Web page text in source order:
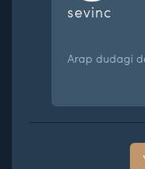
sevinc
Arap dudagi